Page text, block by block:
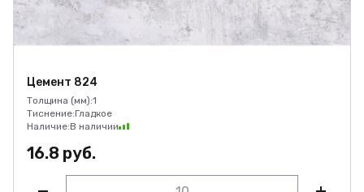
Цемент 824
Толщина (мм):1
Тиснение:Гладкое
Наличие:В наличии
16.8 руб.